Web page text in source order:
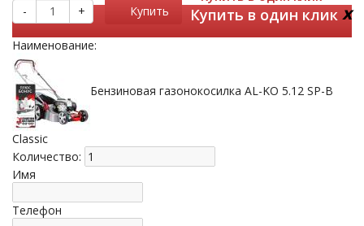
- + Купить Купить в один клик x
Наименование:
Бензиновая газонокосилка AL-KO 5.12 SP-B
Classic
Количество:
Имя
Телефон